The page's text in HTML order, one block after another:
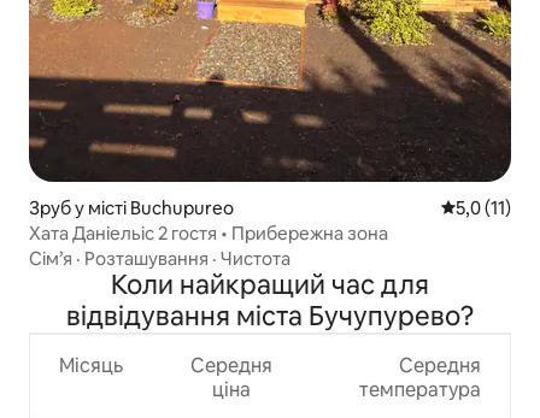
Зруб у місті Buchupureo Середня
5,0 (11)
Хата Даніельіс 2 гостя • Прибережна зона
Сім’я · Розташування · Чистота
Коли найкращий час для
відвідування міста Бучупурево?
Місяць
Середня
ціна
Середня
температура